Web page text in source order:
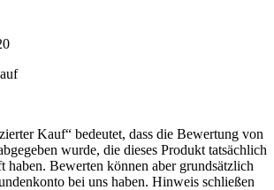
Kauf“ bedeutet, dass die Bewertung von
wurde, die dieses Produkt tatsächlich
haben. Bewerten können aber grundsätzlich
bei uns haben. Hinweis schließen